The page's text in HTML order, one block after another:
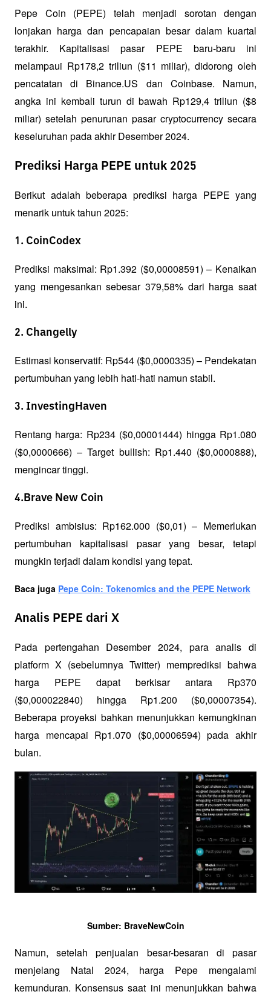
Pepe Coin (PEPE) telah menjadi sorotan dengan
lonjakan harga dan pencapaian besar dalam kuartal
terakhir. Kapitalisasi pasar PEPE baru-baru ini
melampaui Rp178,2 triliun ($11 miliar), didorong oleh
pencatatan di Binance.US dan Coinbase. Namun,
angka ini kembali turun di bawah Rp129,4 triliun ($8
miliar) setelah penurunan pasar cryptocurrency secara
keseluruhan pada akhir Desember 2024.
Prediksi Harga PEPE untuk 2025
Berikut adalah beberapa prediksi harga PEPE yang
menarik untuk tahun 2025:
1. CoinCodex
Prediksi maksimal: Rp1.392 ($0,00008591) – Kenaikan
yang mengesankan sebesar 379,58% dari harga saat
ini.
2. Changelly
Estimasi konservatif: Rp544 ($0,0000335) – Pendekatan
pertumbuhan yang lebih hati-hati namun stabil.
3. InvestingHaven
Rentang harga: Rp234 ($0,00001444) hingga Rp1.080
($0,0000666) – Target bullish: Rp1.440 ($0,0000888),
mengincar tinggi.
4.Brave New Coin
Prediksi ambisius: Rp162.000 ($0,01) – Memerlukan
pertumbuhan kapitalisasi pasar yang besar, tetapi
mungkin terjadi dalam kondisi yang tepat.
Baca juga Pepe Coin: Tokenomics and the PEPE Network
Analis PEPE dari X
Pada pertengahan Desember 2024, para analis di
platform X (sebelumnya Twitter) memprediksi bahwa
harga PEPE dapat berkisar antara Rp370
($0,000022840) hingga Rp1.200 ($0,00007354).
Beberapa proyeksi bahkan menunjukkan kemungkinan
harga mencapai Rp1.070 ($0,00006594) pada akhir
bulan.
Sumber: BraveNewCoin
Namun, setelah penjualan besar-besaran di pasar
menjelang Natal 2024, harga Pepe mengalami
kemunduran. Konsensus saat ini menunjukkan bahwa